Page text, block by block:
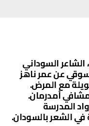
الشاعر السوداني
عن عمر ناهز
مع المرض.
أمدرمان.
المدرسة
في الشعر بالسودان.